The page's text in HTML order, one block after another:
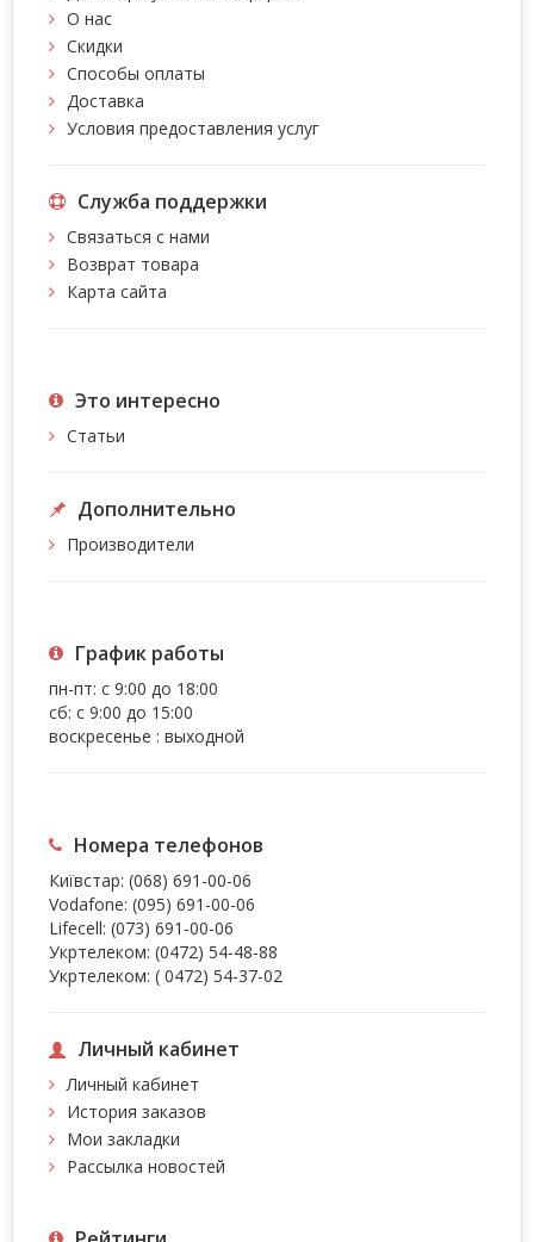
О нас
Скидки
Способы оплаты
Доставка
Условия предоставления услуг
Служба поддержки
Связаться с нами
Возврат товара
Карта сайта
Это интересно
Статьи
Дополнительно
Производители
График работы
пн-пт: с 9:00 до 18:00
сб: с 9:00 до 15:00
воскресенье : выходной
Номера телефонов
Київстар: (068) 691-00-06
Vodafone: (095) 691-00-06
Lifecell: (073) 691-00-06
Укртелеком: (0472) 54-48-88
Укртелеком: ( 0472) 54-37-02
Личный кабинет
Личный кабинет
История заказов
Мои закладки
Рассылка новостей